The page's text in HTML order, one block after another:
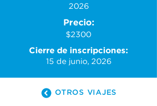
2026
Precio:
$2300
Cierre de inscripciones:
15 de junio, 2026
OTROS VIAJES